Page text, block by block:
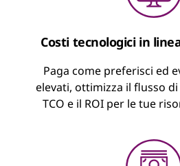
Pagamento per
Un contratto di noleggio
e periodici per la
Riduci al minimo le spese
Mantieni la tecnologia
Pagamento as a Service
Finanziamento flessibile
Approccio simile al
Costi tecnologici in
Paga come preferisci ed
elevati, ottimizza il flusso
TCO e il ROI per le tue